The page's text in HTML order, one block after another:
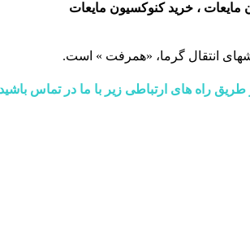
، خرید کنوکسیون مایعات
انتقال گرما، «همرفت » است.
راه های ارتباطی زیر با ما در تماس